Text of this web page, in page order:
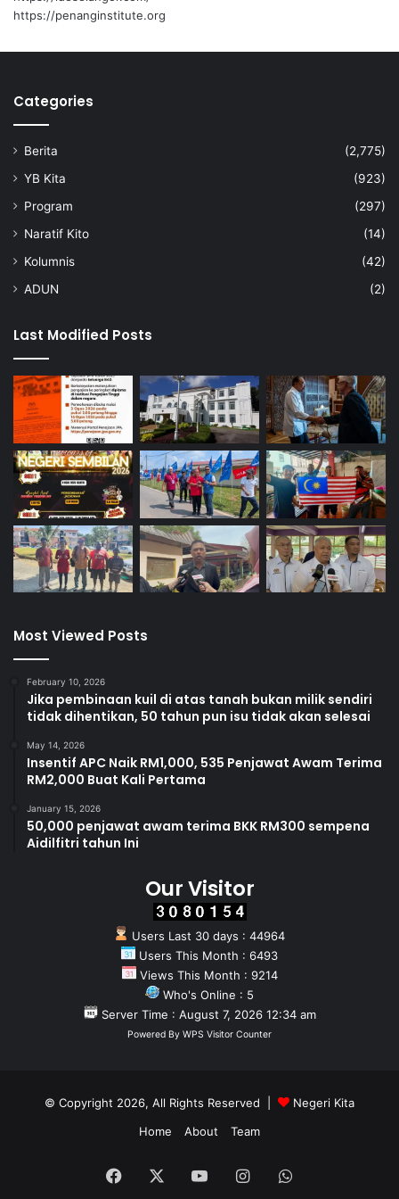
k
a
B
t
u
M
a
a
b
h
–
S
a
f
u
d
n
https://penanginstitute.org
Categories
Berita
(2,775)
YB Kita
(923)
Program
(297)
Naratif Kito
(14)
Kolumnis
(42)
ADUN
(2)
Last Modified Posts
Most Viewed Posts
February 10, 2026
Jika pembinaan kuil di atas tanah bukan milik sendiri
tidak dihentikan, 50 tahun pun isu tidak akan selesai
May 14, 2026
Insentif APC Naik RM1,000, 535 Penjawat Awam Terima
RM2,000 Buat Kali Pertama
January 15, 2026
50,000 penjawat awam terima BKK RM300 sempena
Aidilfitri tahun Ini
Our Visitor
Users Last 30 days : 44964
Users This Month : 6493
Views This Month : 9214
Who's Online : 5
Server Time : August 7, 2026 12:34 am
Powered By WPS Visitor Counter
© Copyright 2026, All Rights Reserved |
Negeri Kita
Home
About Team
Facebook YouTubeInstagramWhatsApp